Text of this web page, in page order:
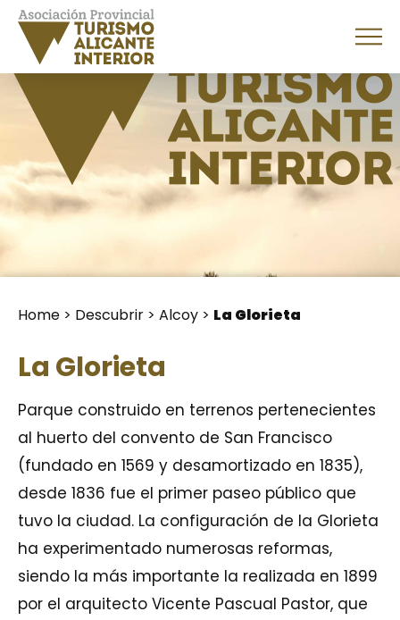
Home > Descubrir > Alcoy > La Glorieta
La Glorieta
Parque construido en terrenos pertenecientes
al huerto del convento de San Francisco
(fundado en 1569 y desamortizado en 1835),
desde 1836 fue el primer paseo público que
tuvo la ciudad. La configuración de la Glorieta
ha experimentado numerosas reformas,
siendo la más importante la realizada en 1899
por el arquitecto Vicente Pascual Pastor, que